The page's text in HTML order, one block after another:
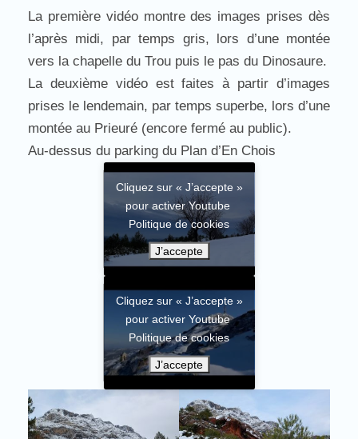
La première vidéo montre des images prises dès
l’après midi, par temps gris, lors d’une montée
vers la chapelle du Trou puis le pas du Dinosaure.
La deuxième vidéo est faites à partir d’images
prises le lendemain, par temps superbe, lors d’une
montée au Prieuré (encore fermé au public).
Au-dessus du parking du Plan d’En Chois
Cliquez sur « J’accepte »
pour activer Youtube
Politique de cookies
J’accepte
Cliquez sur « J’accepte »
pour activer Youtube
Politique de cookies
J’accepte